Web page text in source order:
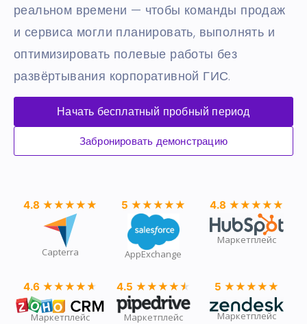
реальном времени — чтобы команды продаж
и сервиса могли планировать, выполнять и
оптимизировать полевые работы без
развёртывания корпоративной ГИС.
Начать бесплатный пробный период
Забронировать демонстрацию
4.8 ★★★★★
★★★★★
Capterra
5 ★★★★★
★★★★★
AppExchange
4.8 ★★★★★
★★★★★
Маркетплейс
4.6 ★★★★★
★★★★★
Маркетплейс
4.5 ★★★★★
★★★★★
Маркетплейс
5 ★★★★★
★★★★★
Маркетплейс